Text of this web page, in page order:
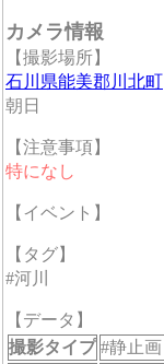
カメラ情報
【撮影場所】
石川県能美郡川北町
朝日
【注意事項】
特になし
【イベント】
【タグ】
#河川
【データ】
撮影タイプ #静止画